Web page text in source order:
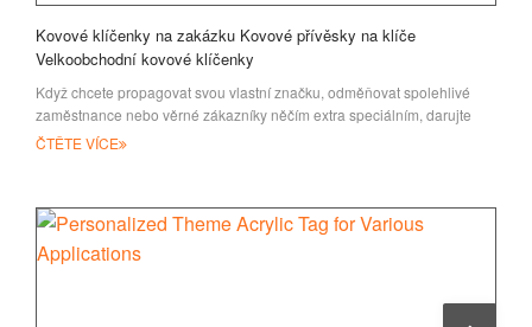
Kovové klíčenky na zakázku Kovové přívěsky na klíče
Velkoobchodní kovové klíčenky
Když chcete propagovat svou vlastní značku, odměňovat spolehlivé
zaměstnance nebo věrné zákazníky něčím extra speciálním, darujte
ČTĚTE VÍCE